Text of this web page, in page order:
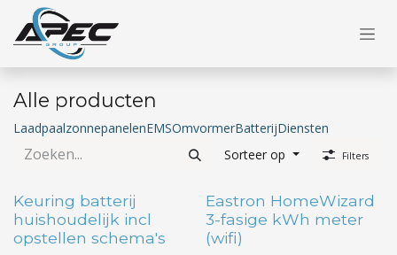
Overslaan naar inhoud
Alle producten
LaadpaalzonnepanelenEMSOmvormerBatterijDiensten
Sorteer op
Filters
Keuring batterij
huishoudelijk incl
opstellen schema's
Eastron HomeWizard
3-fasige kWh meter
(wifi)